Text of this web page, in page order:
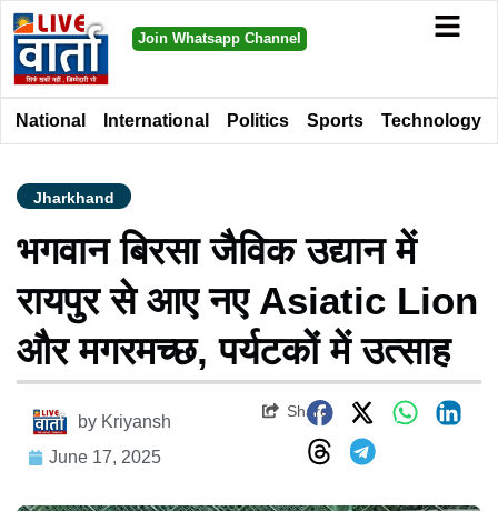
Join Whatsapp Channel
National International Politics Sports Technology
Jharkhand
भगवान बिरसा जैविक उद्यान में
रायपुर से आए नए Asiatic Lion
और मगरमच्छ, पर्यटकों में उत्साह
by Kriyansh
June 17, 2025
Share